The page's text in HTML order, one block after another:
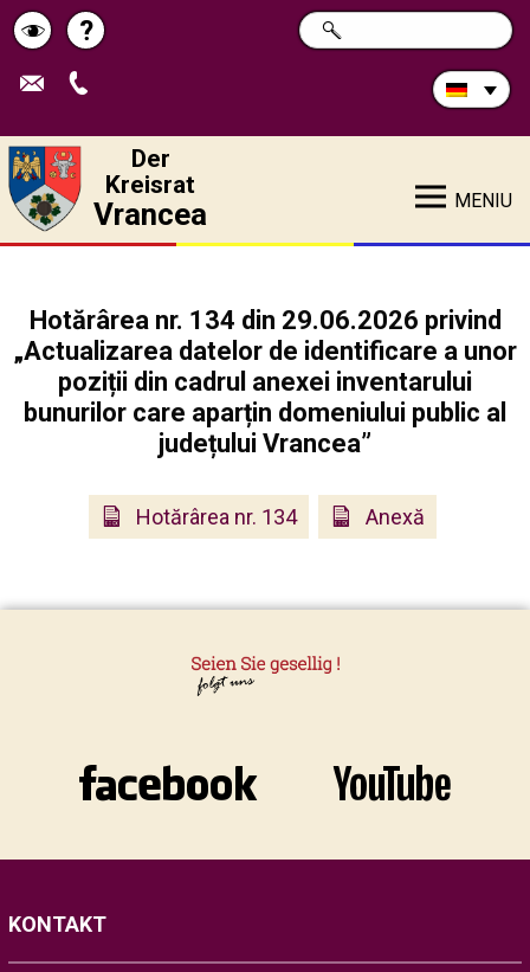
Schimbă
contrastul
Pagina
de
?
Durchsuchen
Sie
SUCHE
Der
Kreisrat
Vrancea MENIU
Hotărârea nr. 134 din 29.06.2026 privind
„Actualizarea datelor de identificare a unor
poziții din cadrul anexei inventarului
bunurilor care aparțin domeniului public al
județului Vrancea”
Hotărârea nr. 134 Anexă
KONTAKT